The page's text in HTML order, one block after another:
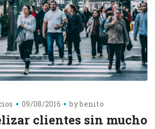
09/08/2016 bybenito
clientes sin mucho